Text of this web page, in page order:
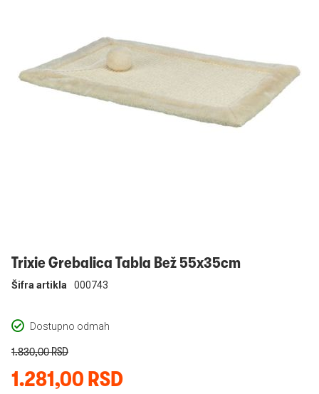
Trixie Grebalica Tabla Bež 55x35cm
Dostupno odmah
Šifra artikla 000743
1.281,00 RSD
1.830,00 RSD